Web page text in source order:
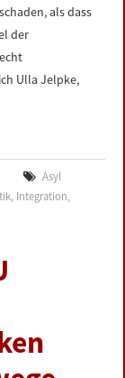
als dass
der
Ulla Jelpke,
Asyl
, Integration,